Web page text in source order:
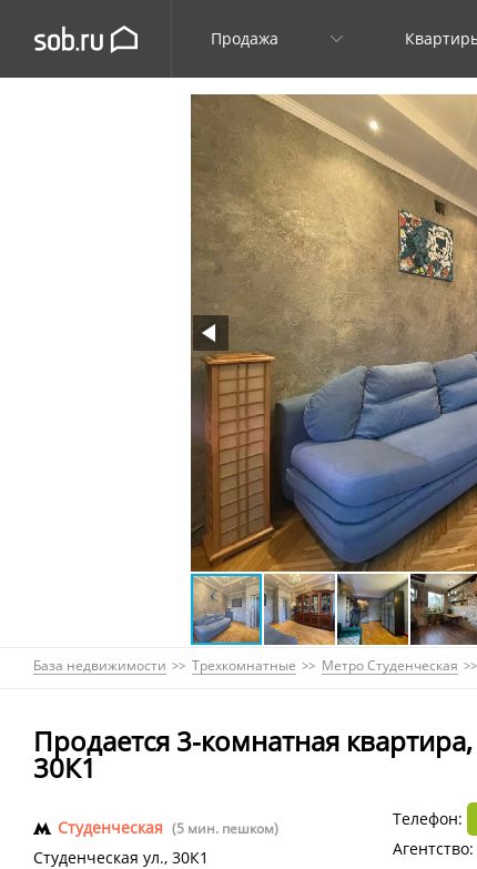
Продажа
База недвижимости Трехкомнатные Метро Студенческая
Продается 3-комнатная
30К1
Студенческая (5 мин. пешком)
Студенческая ул., 30К1
Телефон: